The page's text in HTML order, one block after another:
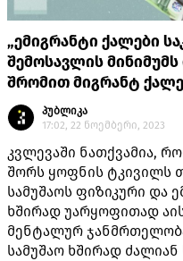
„ემიგრანტი ქალები
შემოსავლის
შრომით მიგრანტ
პუბლიკა
17:02, 22 ნოემბერი, 2023
კვლევაში ნათქვამია,
შორს ყოფნის ტკივილს
სამუშაოს ფიზიკური და
ხშირად უარყოფითად
მენტალურ
სამუშაო ხშირად